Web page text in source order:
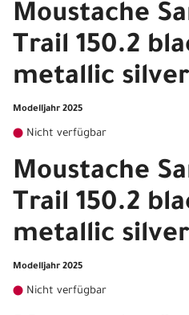
Moustache
Trail 150.2
metallic
Modelljahr 2025
Nicht verfügbar
Moustache
Trail 150.2
metallic
Modelljahr 2025
Nicht verfügbar